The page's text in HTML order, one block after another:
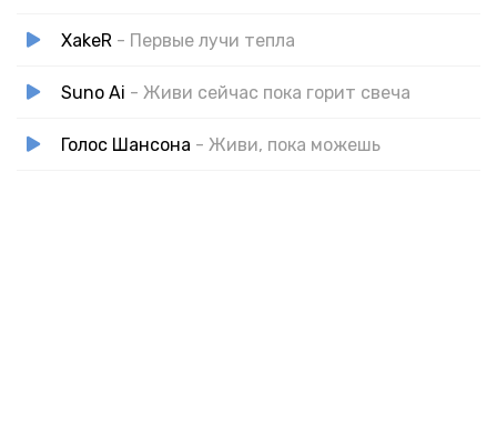
XakeR - Первые лучи тепла
Suno Ai - Живи сейчас пока горит свеча
Голос Шансона - Живи, пока можешь